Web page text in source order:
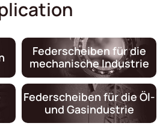
Federscheiben für die
mechanische Industrie
Federscheiben für die Öl-
und Gasindustrie